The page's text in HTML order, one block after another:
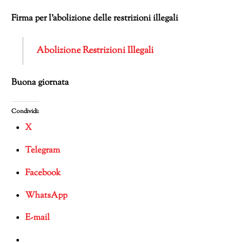
Firma per l’abolizione delle restrizioni illegali
Abolizione Restrizioni Illegali
Buona giornata
Condividi:
X
Telegram
Facebook
WhatsApp
E-mail